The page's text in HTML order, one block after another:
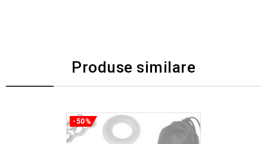
Produse similare
-50%